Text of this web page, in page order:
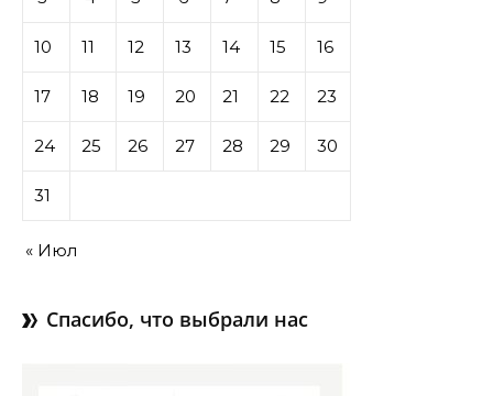
10 11 12 13 14 15 16
17 18 19 20 21 22 23
24 25 26 27 28 29 30
31
« Июл
Спасибо, что выбрали нас